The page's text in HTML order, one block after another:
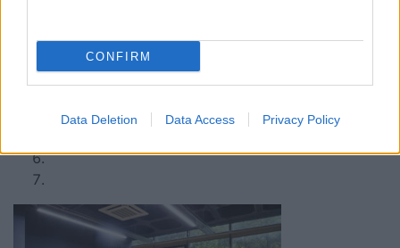
CONFIRM
Data Deletion Data Access Privacy Policy